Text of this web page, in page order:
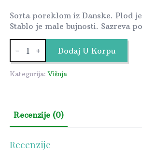
je
bila:
250,00 rsd.
je:
200,00 rsd.
Sorta poreklom iz Danske. Plod
Stablo je male bujnosti. Sazreva
Keleris
količina
Dodaj U Korpu
Kategorija:Višnja
Recenzije (0)
Recenzije